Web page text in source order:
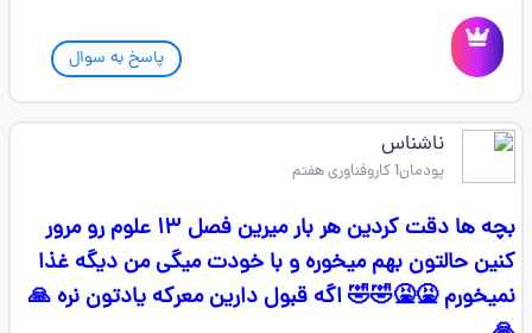
پاسخ به سوال
ناشناس
پودمان1 کاروفناوری هفتم
بچه ها دقت کردین هر بار میرین فصل ۱۳ علوم رو مرور
کنین حالتون بهم میخوره و با خودت میگی من دیگه غذا
نمیخورم 🤮🤮🤣🤣 اگه قبول دارین معرکه یادتون نره 🙏